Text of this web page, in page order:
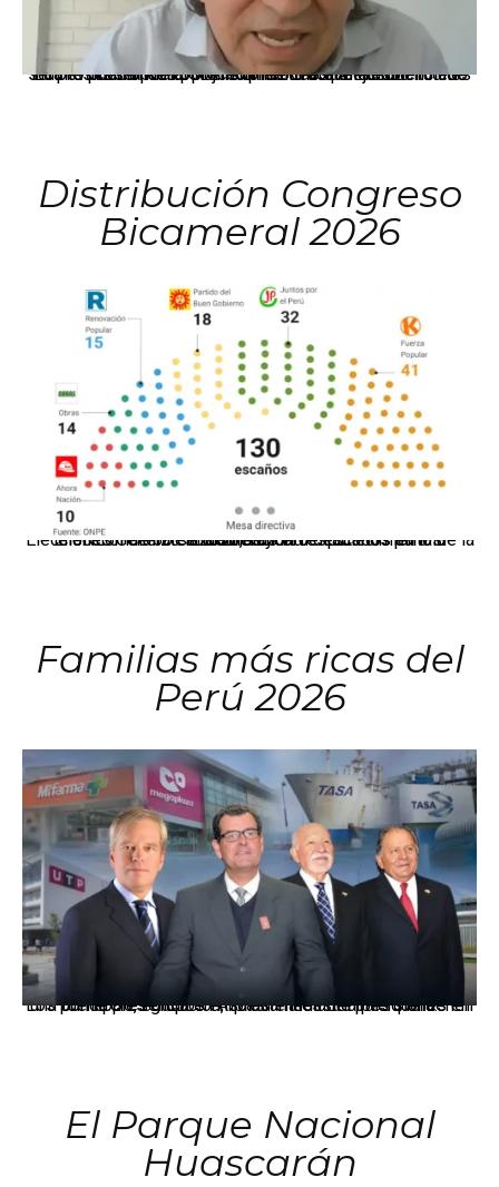
La presidenta Keiko Fujimori informó que la solicitud de indulto presentada por el expresidente Alejandro Toledo será evaluada por la Comisión de Gracias Presidenciales conforme al procedimiento establecido.
Distribución Congreso
Bicameral 2026
El JNE oficializó la distribución de escaños para la elección de 60 senadores y 130 diputados en las Elecciones Generales 2026, tras el restablecimiento de la Bicameralidad.
Familias más ricas del
Perú 2026
Los principales grupos empresariales del país mantienen una fuerte presencia en Áncash mediante inversiones en comercio, educación, salud e industria pesquera.
El Parque Nacional
Huascarán